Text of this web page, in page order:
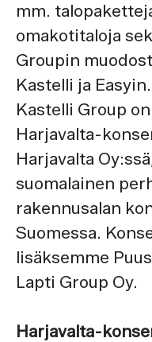
mm.
omakotitaloja
Groupin
Kastelli ja Easyin.
Kastelli Group
Harjavalta-
Harjavalta
suomalainen
rakennusalan
Suomessa.
lisäksemme
Lapti Group Oy.
Harjavalta-